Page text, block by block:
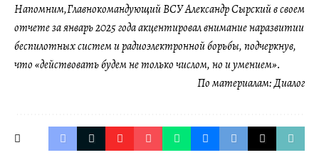
Напомним,Главнокомандующий ВСУ Александр Сырский в своем
отчете за январь 2025 года акцентировал внимание наразвитии
беспилотных систем и радиоэлектронной борьбы, подчеркнув,
что «действовать будем не только числом, но и умением».
По материалам:Диалог